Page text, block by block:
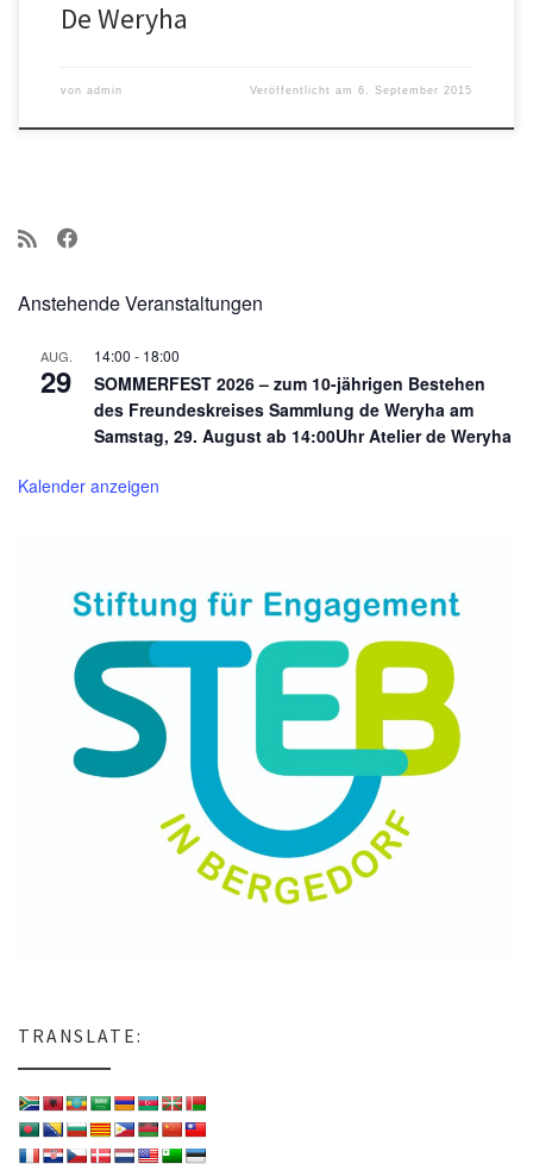
De Weryha
von admin Veröffentlicht am6. September 2015
Anstehende Veranstaltungen
AUG.
29
14:00 - 18:00
SOMMERFEST 2026 – zum 10-jährigen Bestehen
des Freundeskreises Sammlung de Weryha am
Samstag, 29. August ab 14:00Uhr Atelier de Weryha
Kalender anzeigen
TRANSLATE: